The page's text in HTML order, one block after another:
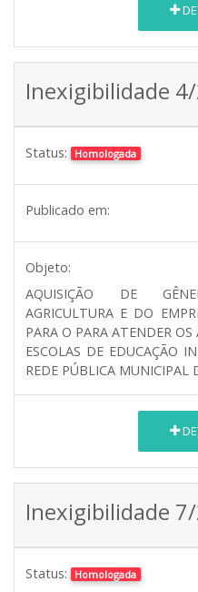
Inexigibilidade
Status: Homologada
Publicado em:
Objeto:
AQUISIÇÃO DE
AGRICULTURA E DO
PARA O PARA ATENDER
ESCOLAS DE EDUCAÇÃO
REDE PÚBLICA MUNICIPAL
Inexigibilidade
Status: Homologada